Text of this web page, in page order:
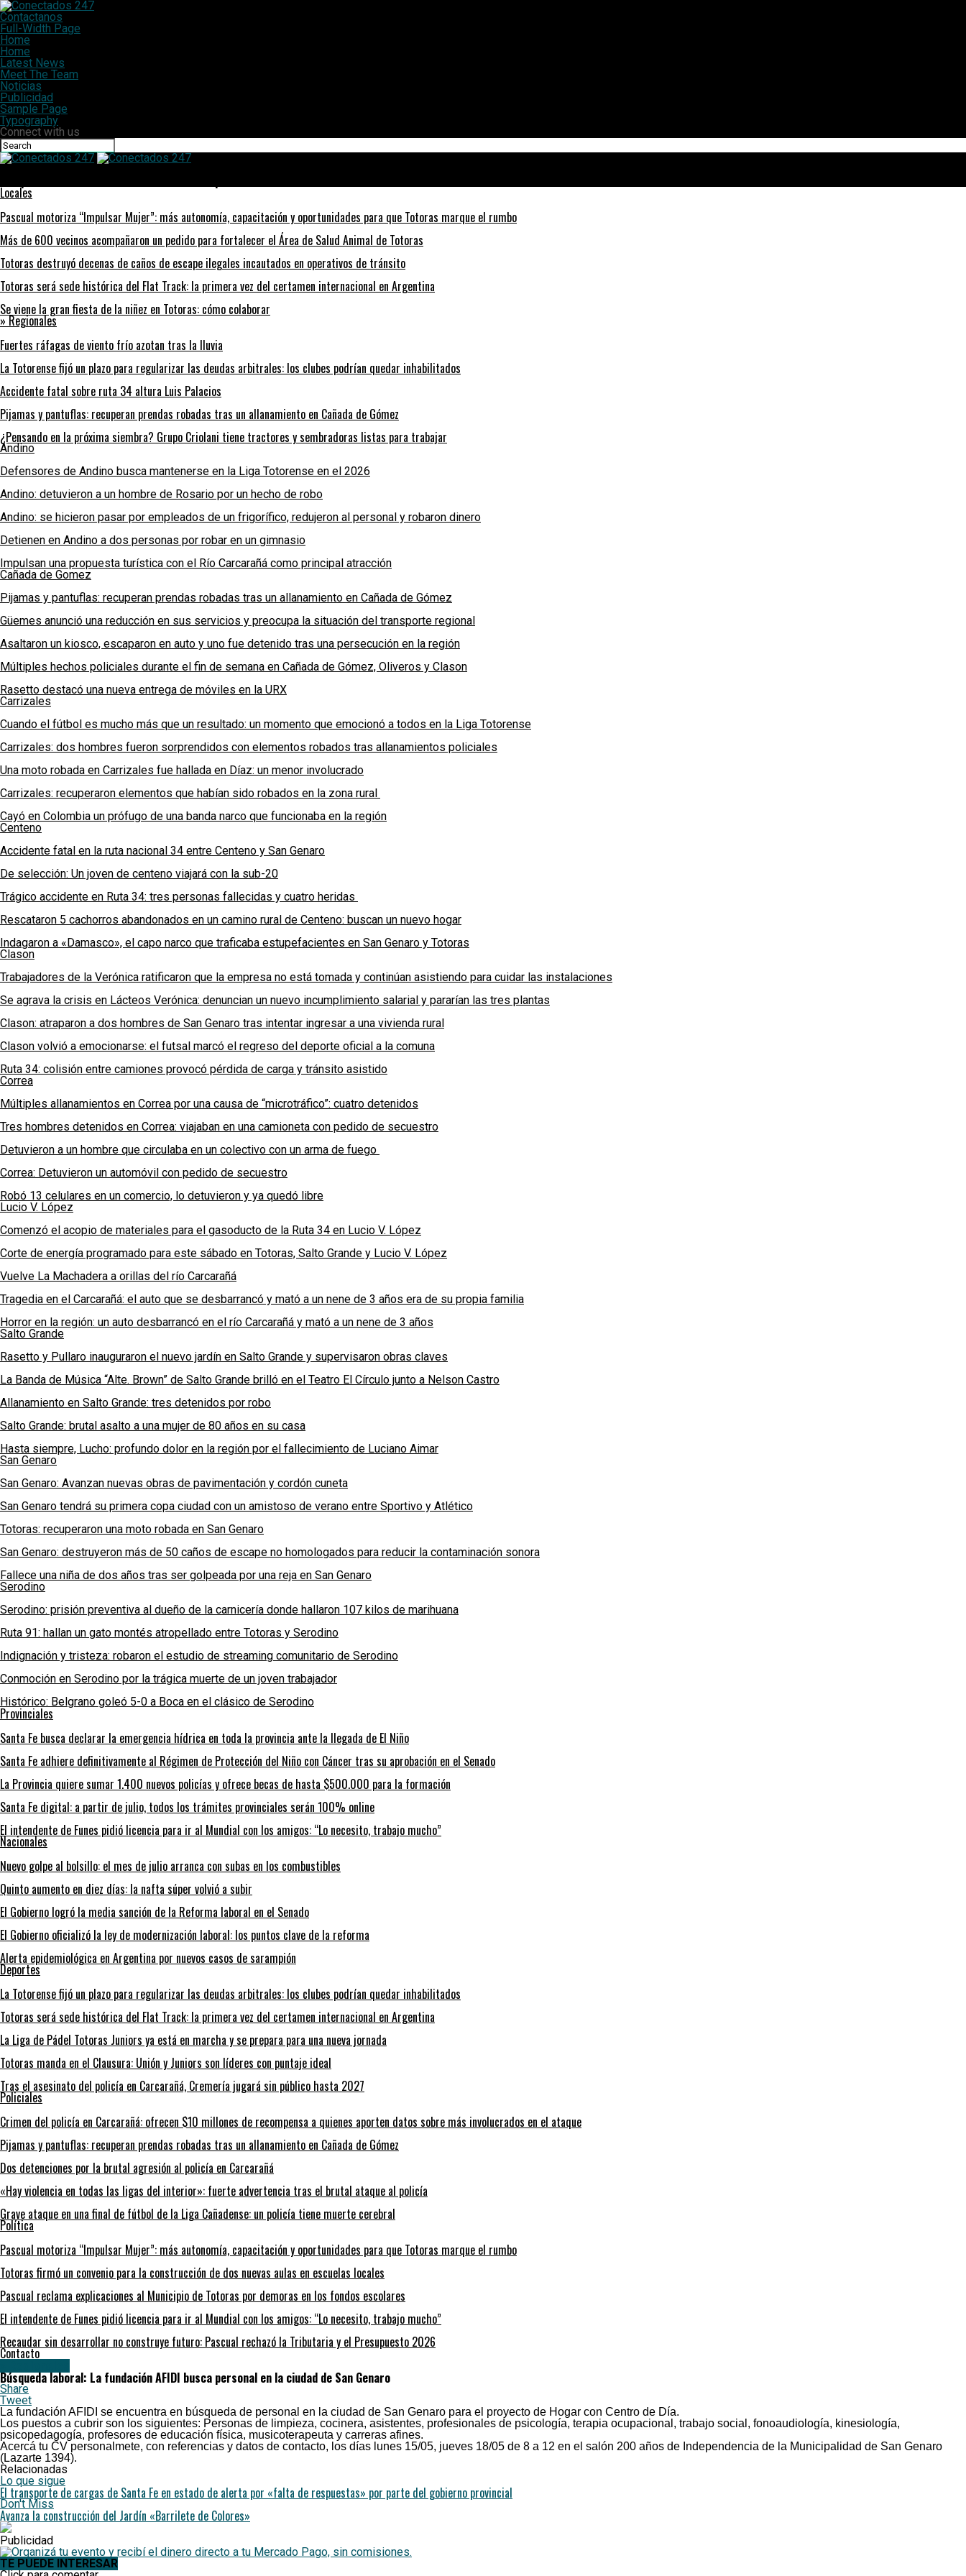
Contactanos
Full-Width Page
Home
Home
Latest News
Meet The Team
Noticias
Publicidad
Sample Page
Typography
Connect with us
Locales
Pascual motoriza “Impulsar Mujer”: más autonomía, capacitación y oportunidades para que Totoras marque el rumbo
Más de 600 vecinos acompañaron un pedido para fortalecer el Área de Salud Animal de Totoras
Totoras destruyó decenas de caños de escape ilegales incautados en operativos de tránsito
Totoras será sede histórica del Flat Track: la primera vez del certamen internacional en Argentina
Se viene la gran fiesta de la niñez en Totoras: cómo colaborar
» Regionales
Fuertes ráfagas de viento frío azotan tras la lluvia
La Totorense fijó un plazo para regularizar las deudas arbitrales: los clubes podrían quedar inhabilitados
Accidente fatal sobre ruta 34 altura Luis Palacios
Pijamas y pantuflas: recuperan prendas robadas tras un allanamiento en Cañada de Gómez
¿Pensando en la próxima siembra? Grupo Criolani tiene tractores y sembradoras listas para trabajar
Andino
Defensores de Andino busca mantenerse en la Liga Totorense en el 2026
Andino: detuvieron a un hombre de Rosario por un hecho de robo
Andino: se hicieron pasar por empleados de un frigorífico, redujeron al personal y robaron dinero
Detienen en Andino a dos personas por robar en un gimnasio
Impulsan una propuesta turística con el Río Carcarañá como principal atracción
Cañada de Gomez
Pijamas y pantuflas: recuperan prendas robadas tras un allanamiento en Cañada de Gómez
Güemes anunció una reducción en sus servicios y preocupa la situación del transporte regional
Asaltaron un kiosco, escaparon en auto y uno fue detenido tras una persecución en la región
Múltiples hechos policiales durante el fin de semana en Cañada de Gómez, Oliveros y Clason
Rasetto destacó una nueva entrega de móviles en la URX
Carrizales
Cuando el fútbol es mucho más que un resultado: un momento que emocionó a todos en la Liga Totorense
Carrizales: dos hombres fueron sorprendidos con elementos robados tras allanamientos policiales
Una moto robada en Carrizales fue hallada en Díaz: un menor involucrado
Carrizales: recuperaron elementos que habían sido robados en la zona rural
Cayó en Colombia un prófugo de una banda narco que funcionaba en la región
Centeno
Accidente fatal en la ruta nacional 34 entre Centeno y San Genaro
De selección: Un joven de centeno viajará con la sub-20
Trágico accidente en Ruta 34: tres personas fallecidas y cuatro heridas
Rescataron 5 cachorros abandonados en un camino rural de Centeno: buscan un nuevo hogar
Indagaron a «Damasco», el capo narco que traficaba estupefacientes en San Genaro y Totoras
Clason
Trabajadores de la Verónica ratificaron que la empresa no está tomada y continúan asistiendo para cuidar las instalaciones
Se agrava la crisis en Lácteos Verónica: denuncian un nuevo incumplimiento salarial y pararían las tres plantas
Clason: atraparon a dos hombres de San Genaro tras intentar ingresar a una vivienda rural
Clason volvió a emocionarse: el futsal marcó el regreso del deporte oficial a la comuna
Ruta 34: colisión entre camiones provocó pérdida de carga y tránsito asistido
Correa
Múltiples allanamientos en Correa por una causa de “microtráfico”: cuatro detenidos
Tres hombres detenidos en Correa: viajaban en una camioneta con pedido de secuestro
Detuvieron a un hombre que circulaba en un colectivo con un arma de fuego
Correa: Detuvieron un automóvil con pedido de secuestro
Robó 13 celulares en un comercio, lo detuvieron y ya quedó libre
Lucio V. López
Comenzó el acopio de materiales para el gasoducto de la Ruta 34 en Lucio V. López
Corte de energía programado para este sábado en Totoras, Salto Grande y Lucio V. López
Vuelve La Machadera a orillas del río Carcarañá
Tragedia en el Carcarañá: el auto que se desbarrancó y mató a un nene de 3 años era de su propia familia
Horror en la región: un auto desbarrancó en el río Carcarañá y mató a un nene de 3 años
Salto Grande
Rasetto y Pullaro inauguraron el nuevo jardín en Salto Grande y supervisaron obras claves
La Banda de Música “Alte. Brown” de Salto Grande brilló en el Teatro El Círculo junto a Nelson Castro
Allanamiento en Salto Grande: tres detenidos por robo
Salto Grande: brutal asalto a una mujer de 80 años en su casa
Hasta siempre, Lucho: profundo dolor en la región por el fallecimiento de Luciano Aimar
San Genaro
San Genaro: Avanzan nuevas obras de pavimentación y cordón cuneta
San Genaro tendrá su primera copa ciudad con un amistoso de verano entre Sportivo y Atlético
Totoras: recuperaron una moto robada en San Genaro
San Genaro: destruyeron más de 50 caños de escape no homologados para reducir la contaminación sonora
Fallece una niña de dos años tras ser golpeada por una reja en San Genaro
Serodino
Serodino: prisión preventiva al dueño de la carnicería donde hallaron 107 kilos de marihuana
Ruta 91: hallan un gato montés atropellado entre Totoras y Serodino
Indignación y tristeza: robaron el estudio de streaming comunitario de Serodino
Conmoción en Serodino por la trágica muerte de un joven trabajador
Histórico: Belgrano goleó 5-0 a Boca en el clásico de Serodino
Provinciales
Santa Fe busca declarar la emergencia hídrica en toda la provincia ante la llegada de El Niño
Santa Fe adhiere definitivamente al Régimen de Protección del Niño con Cáncer tras su aprobación en el Senado
La Provincia quiere sumar 1.400 nuevos policías y ofrece becas de hasta $500.000 para la formación
Santa Fe digital: a partir de julio, todos los trámites provinciales serán 100% online
El intendente de Funes pidió licencia para ir al Mundial con los amigos: “Lo necesito, trabajo mucho”
Nacionales
Nuevo golpe al bolsillo: el mes de julio arranca con subas en los combustibles
Quinto aumento en diez días: la nafta súper volvió a subir
El Gobierno logró la media sanción de la Reforma laboral en el Senado
El Gobierno oficializó la ley de modernización laboral: los puntos clave de la reforma
Alerta epidemiológica en Argentina por nuevos casos de sarampión
Deportes
La Totorense fijó un plazo para regularizar las deudas arbitrales: los clubes podrían quedar inhabilitados
Totoras será sede histórica del Flat Track: la primera vez del certamen internacional en Argentina
La Liga de Pádel Totoras Juniors ya está en marcha y se prepara para una nueva jornada
Totoras manda en el Clausura: Unión y Juniors son líderes con puntaje ideal
Tras el asesinato del policía en Carcarañá, Cremería jugará sin público hasta 2027
Policiales
Crimen del policía en Carcarañá: ofrecen $10 millones de recompensa a quienes aporten datos sobre más involucrados en el ataque
Pijamas y pantuflas: recuperan prendas robadas tras un allanamiento en Cañada de Gómez
Dos detenciones por la brutal agresión al policía en Carcarañá
«Hay violencia en todas las ligas del interior»: fuerte advertencia tras el brutal ataque al policía
Grave ataque en una final de fútbol de la Liga Cañadense: un policía tiene muerte cerebral
Política
Pascual motoriza “Impulsar Mujer”: más autonomía, capacitación y oportunidades para que Totoras marque el rumbo
Totoras firmó un convenio para la construcción de dos nuevas aulas en escuelas locales
Pascual reclama explicaciones al Municipio de Totoras por demoras en los fondos escolares
El intendente de Funes pidió licencia para ir al Mundial con los amigos: “Lo necesito, trabajo mucho”
Recaudar sin desarrollar no construye futuro: Pascual rechazó la Tributaria y el Presupuesto 2026
Contacto
Búsqueda laboral: La fundación AFIDI busca personal en la ciudad de San Genaro
Share
Tweet
La fundación AFIDI se encuentra en búsqueda de personal en la ciudad de San Genaro para el proyecto de Hogar con Centro de Día.
Los puestos a cubrir son los siguientes: Personas de limpieza, cocinera, asistentes, profesionales de psicología, terapia ocupacional, trabajo social, fonoaudiología, kinesiología,
psicopedagogía, profesores de educación física, musicoterapeuta y carreras afines.
Acercá tu CV personalmete, con referencias y datos de contacto, los días lunes 15/05, jueves 18/05 de 8 a 12 en el salón 200 años de Independencia de la Municipalidad de San Genaro
(Lazarte 1394).
Relacionadas
Lo que sigue
El transporte de cargas de Santa Fe en estado de alerta por «falta de respuestas» por parte del gobierno provincial
Don't Miss
Avanza la construcción del Jardín «Barrilete de Colores»
Publicidad
TE PUEDE INTERESAR